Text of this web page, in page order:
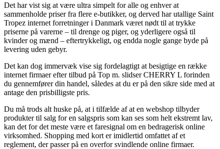
Det har vist sig at være ultra simpelt for alle og enhver at
sammenholde priser fra flere e-butikker, og derved har utallige Saint
Tropez internet forretninger i Danmark været nødt til at trykke
priserne på varerne – til drenge og piger, og yderligere også til
kvinder og mænd – eftertrykkeligt, og endda nogle gange byde på
levering uden gebyr.
Det kan dog immervæk vise sig fordelagtigt at besigtige en række
internet firmaer efter tilbud på Top m. slidser CHERRY L forinden
du gennemfører din handel, således at du er på den sikre side med at
antage den prisbilligste pris.
Du må trods alt huske på, at i tilfælde af at en webshop tilbyder
produkter til salg for en salgspris som kan ses som helt ekstremt lav,
kan det for det meste være et faresignal om en bedragerisk online
virksomhed. Shopping med kort er imidlertid omfattet af et
reglement, der passer på en overfor svindlende online firmaer.